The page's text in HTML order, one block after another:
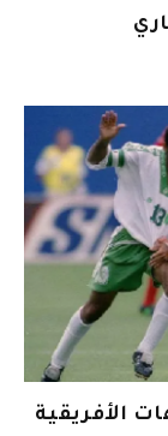
الأفريقية